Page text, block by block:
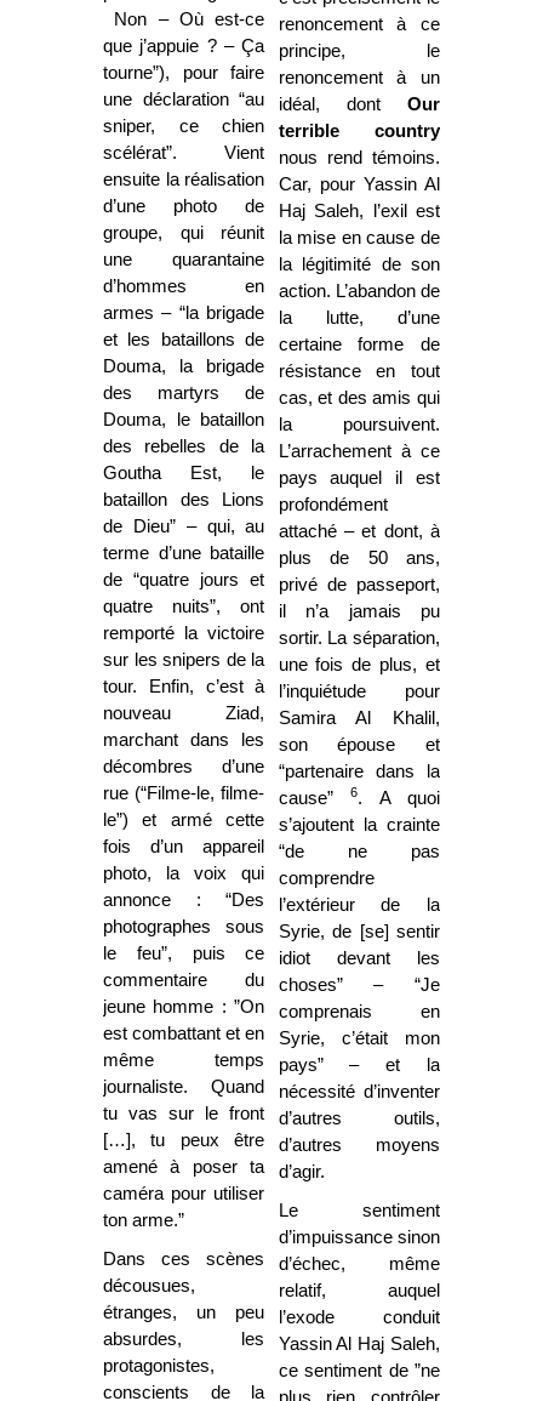
Non – Où est-ce
que j’appuie ? – Ça
tourne”), pour faire
une déclaration “au
sniper, ce chien
scélérat”. Vient
ensuite la réalisation
d’une photo de
groupe, qui réunit
une quarantaine
d’hommes en
armes – “la brigade
et les bataillons de
Douma, la brigade
des martyrs de
Douma, le bataillon
des rebelles de la
Goutha Est, le
bataillon des Lions
de Dieu” – qui, au
terme d’une bataille
de “quatre jours et
quatre nuits”, ont
remporté la victoire
sur les snipers de la
tour. Enfin, c’est à
nouveau Ziad,
marchant dans les
décombres d’une
rue (“Filme-le, filme-
le”) et armé cette
fois d’un appareil
photo, la voix qui
annonce : “Des
photographes sous
le feu”, puis ce
commentaire du
jeune homme : ”On
est combattant et en
même temps
journaliste. Quand
tu vas sur le front
[…], tu peux être
amené à poser ta
caméra pour utiliser
ton arme.”
Dans ces scènes
décousues,
étranges, un peu
absurdes, les
protagonistes,
conscients de la
renoncement à ce
principe, le
renoncement à un
idéal, dont Our
terrible country
nous rend témoins.
Car, pour Yassin Al
Haj Saleh, l’exil est
la mise en cause de
la légitimité de son
action. L’abandon de
la lutte, d’une
certaine forme de
résistance en tout
cas, et des amis qui
la poursuivent.
L’arrachement à ce
pays auquel il est
profondément
attaché – et dont, à
plus de 50 ans,
privé de passeport,
il n’a jamais pu
sortir. La séparation,
une fois de plus, et
l’inquiétude pour
Samira Al Khalil,
son épouse et
“partenaire dans la
cause”6. A quoi
s’ajoutent la crainte
“de ne pas
comprendre
l’extérieur de la
Syrie, de [se] sentir
idiot devant les
choses” – “Je
comprenais en
Syrie, c’était mon
pays” – et la
nécessité d’inventer
d’autres outils,
d’autres moyens
d’agir.
Le sentiment
d’impuissance sinon
d’échec, même
relatif, auquel
l’exode conduit
Yassin Al Haj Saleh,
ce sentiment de ”ne